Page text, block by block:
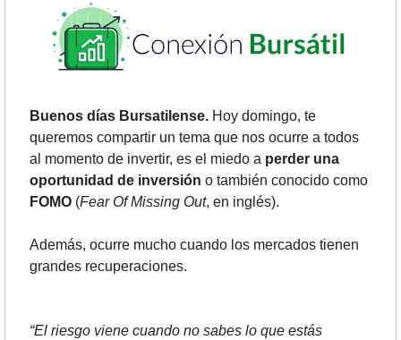
Buenos días Bursatilense. Hoy domingo, te
queremos compartir un tema que nos ocurre a todos
al momento de invertir, es el miedo a perder una
oportunidad de inversión
FOMO (Fear Of Missing Out, en inglés).
Además, ocurre mucho cuando los mercados tienen
grandes recuperaciones.
“El riesgo viene cuando no sabes lo que estás